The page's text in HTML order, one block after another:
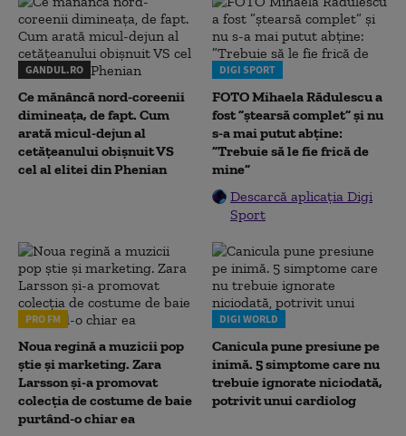
GANDUL.RO
Ce mănâncă nord-coreenii
dimineața, de fapt. Cum
arată micul-dejun al
cetățeanului obișnuit VS
cel al elitei din Phenian
DIGI SPORT
FOTO Mihaela Rădulescu a
fost ”ștearsă complet” și nu
s-a mai putut abține:
”Trebuie să le fie frică de
mine”
Descarcă aplicația Digi
Sport
PRO FM
Noua regină a muzicii pop
știe și marketing. Zara
Larsson și-a promovat
colecția de costume de baie
purtând-o chiar ea
DIGI WORLD
Canicula pune presiune pe
inimă. 5 simptome care nu
trebuie ignorate niciodată,
potrivit unui cardiolog